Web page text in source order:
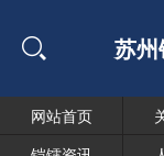
苏
网站首页